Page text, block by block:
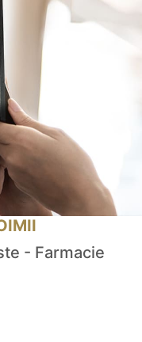
- Farmacie